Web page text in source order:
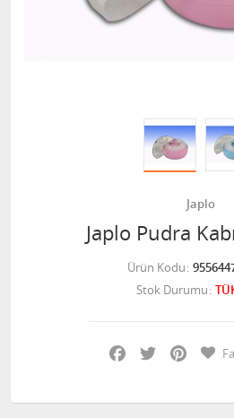
Japlo
Japlo Pudra
Ürün Kodu
Stok Durumu
Facebook
Twitter Pinterest